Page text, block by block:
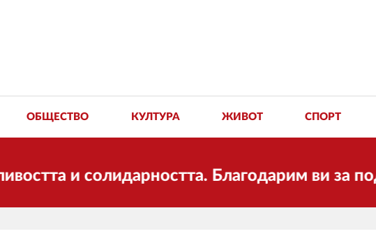
ОБЩЕСТВО КУЛТУРА ЖИВОТ СПОРТ
солидарността. Благодарим ви за